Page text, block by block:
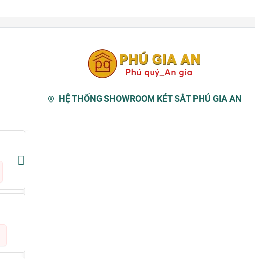
HỆ THỐNG SHOWROOM KÉT SẮT PHÚ GIA AN